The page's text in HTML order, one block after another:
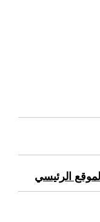
الرئيسي